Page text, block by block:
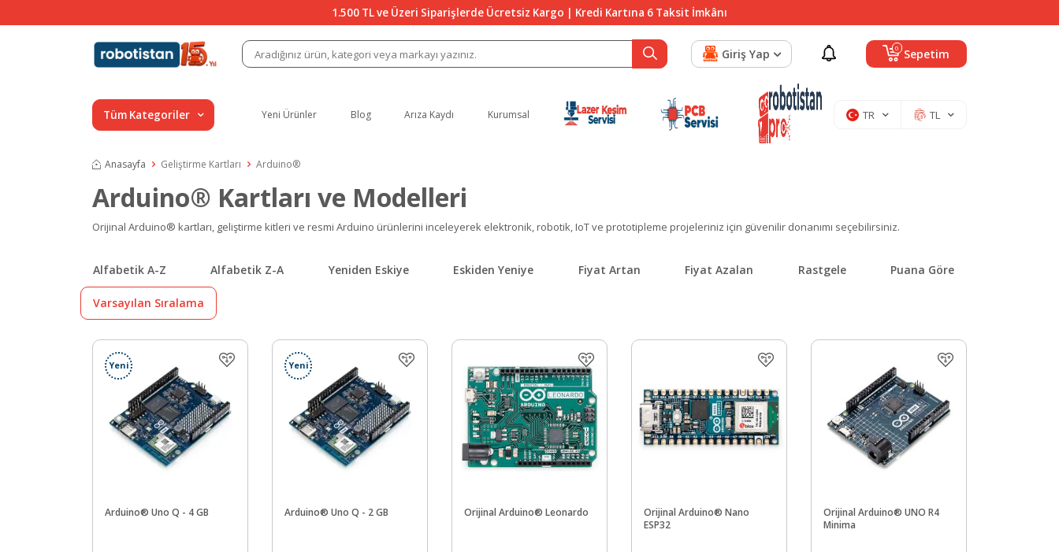
1.500 TL ve Üzeri Siparişlerde Ücretsiz Kargo | Kredi Kartına 6 Taksit İmkânı
0 Sepetim
Giriş Yap
Tüm Kategoriler Yeni Ürünler Blog Arıza Kaydı Kurumsal TR TL
Anasayfa Geliştirme Kartları Arduino®
Arduino® Kartları ve Modelleri
Orijinal Arduino® kartları, geliştirme kitleri ve resmi Arduino ürünlerini inceleyerek elektronik, robotik, IoT ve prototipleme projeleriniz için güvenilir donanımı seçebilirsiniz.
Alfabetik A-Z Alfabetik Z-A Yeniden Eskiye Eskiden Yeniye Fiyat Artan Fiyat Azalan Rastgele Puana Göre
Varsayılan Sıralama
Yeni
Arduino® Uno Q - 4 GB
Yeni
Arduino® Uno Q - 2 GB Orijinal Arduino® Leonardo
Orijinal Arduino® Nano
ESP32
Orijinal Arduino® UNO R4
Minima